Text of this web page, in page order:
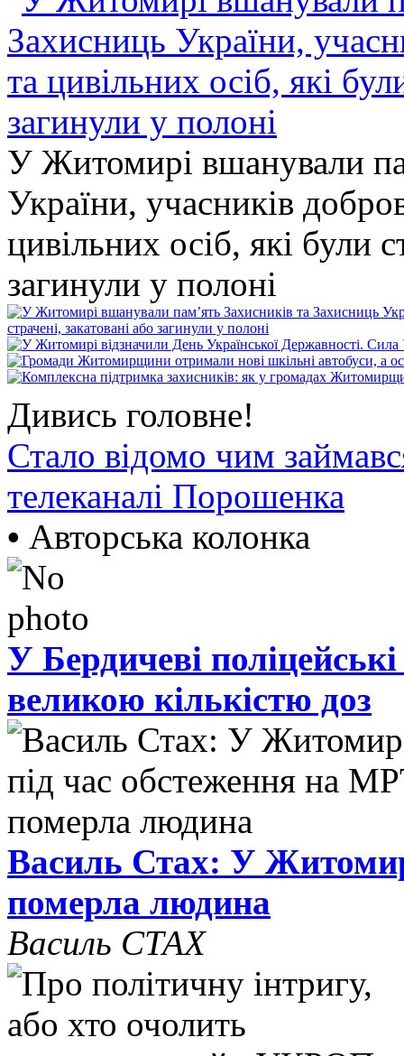
У Житомирі вшанували
України, учасників
цивільних осіб, які були
загинули у полоні
Дивись головне!
Стало відомо чим
телеканалі Порошенка
• Авторська колонка
У Бердичеві
великою кількістю доз
Василь Стах: У
померла людина
Василь СТАХ